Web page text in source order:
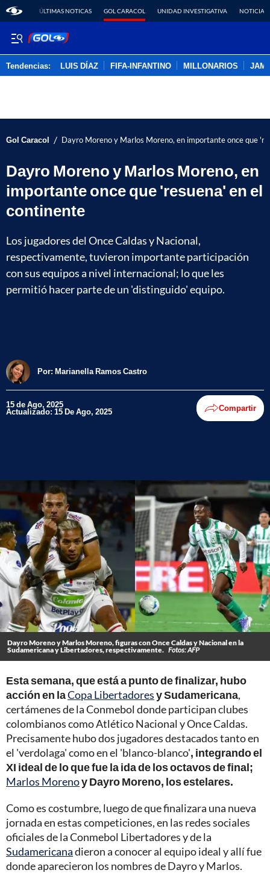
ÚLTIMAS NOTICAS GOL CARACOL UNIDAD INVESTIGATIVA NOTICIAS
Tendencias: LUIS DÍAZ FIFA-INFANTINO MILLONARIOS
Gol Caracol / Dayro Moreno y Marlos Moreno, en importante once que
Dayro Moreno y Marlos Moreno, en
importante once que 'resuena' en el
continente
Los jugadores del Once Caldas y Nacional,
respectivamente, tuvieron importante participación
con sus equipos a nivel internacional; lo que les
permitió hacer parte de un 'distinguido' equipo.
Por: Marianella Ramos Castro
15 de Ago, 2025
Actualizado: 15 De Ago, 2025 Compartir
Dayro Moreno y Marlos Moreno, figuras con Once Caldas y Nacional en la
Sudamericana y Libertadores, respectivamente. Fotos: AFP
Esta semana, que está a punto de finalizar, hubo
acción en laCopa Libertadoresy Sudamericana,
certámenes de la Conmebol donde participan clubes
colombianos como Atlético Nacional y Once Caldas.
Precisamente hubo dos jugadores destacados tanto en
el 'verdolaga' como en el 'blanco-blanco', integrando el
XI ideal de lo que fue la ida de los octavos de final;
Marlos Morenoy Dayro Moreno, los estelares.
Como es costumbre, luego de que finalizara una nueva
jornada en estas competiciones, en las redes sociales
oficiales de la Conmebol Libertadores y de la
Sudamericanadieron a conocer al equipo ideal y allí fue
donde aparecieron los nombres de Dayro y Marlos.